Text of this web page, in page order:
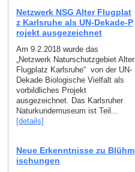
Netzwerk NSG Alter Flugplat
z Karlsruhe als UN-Dekade-P
rojekt ausgezeichnet
Am 9.2.2018 wurde das
„Netzwerk Naturschutzgebiet Alter
Flugplatz Karlsruhe“ von der UN-
Dekade Biologische Vielfalt als
vorbildliches Projekt
ausgezeichnet. Das Karlsruher
Naturkundemuseum ist Teil...
[details]
Neue Erkenntnisse zu Blühm
ischungen